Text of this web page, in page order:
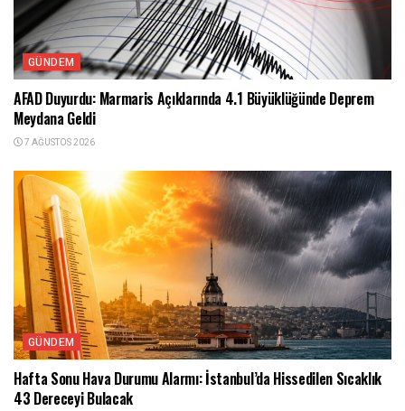
GÜNDEM
AFAD Duyurdu: Marmaris Açıklarında 4.1 Büyüklüğünde Deprem
Meydana Geldi
7 AĞUSTOS 2026
GÜNDEM
Hafta Sonu Hava Durumu Alarmı: İstanbul’da Hissedilen Sıcaklık
43 Dereceyi Bulacak